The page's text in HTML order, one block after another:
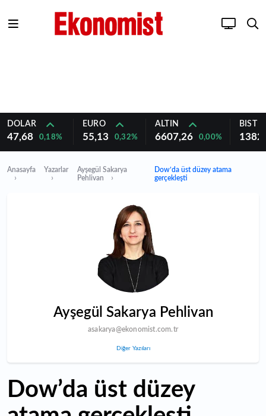
DOLAR
47,68 0,18%
EURO
55,13 0,32%
ALTIN
6607,26 0,00%
BIST
Anasayfa Yazarlar
Ayşegül Sakarya
Pehlivan
Dow’da üst düzey atama
gerçekleşti
Ayşegül Sakarya Pehlivan
asakarya@ekonomist.com.tr
Diğer Yazıları
Dow’da üst düzey